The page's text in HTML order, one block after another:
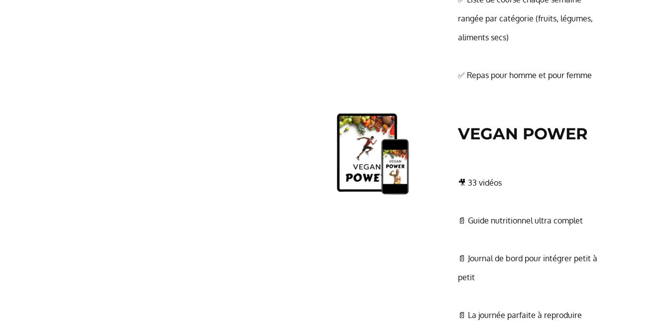
rangée par catégorie (fruits, légumes,
aliments secs)
✅ Repas pour homme et pour femme
VEGAN POWER
🎥 33 vidéos
📄 Guide nutritionnel ultra complet
📄 Journal de bord pour intégrer petit à
petit
📄 La journée parfaite à reproduire